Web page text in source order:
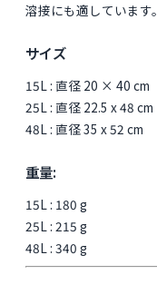
溶接にも適しています。
サイズ
15L : 直径 20 × 40 cm
25L : 直径 22.5 x 48 cm
48L : 直径 35 x 52 cm
重量:
15L : 180 g
25L : 215 g
48L : 340 g